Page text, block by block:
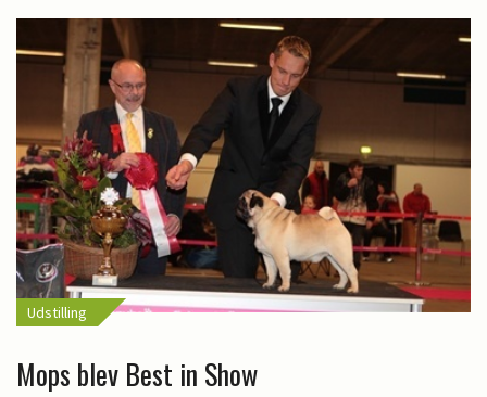
Udstilling
Mops blev Best in Show